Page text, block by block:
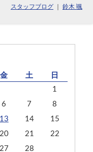
スタッフブログ 鈴木 颯
金 土
日
1
6 7
8
13 14
15
20 21
22
27
28